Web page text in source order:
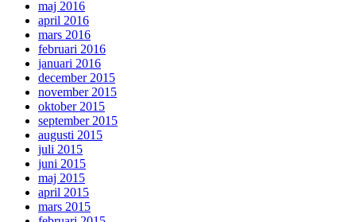
maj 2016
april 2016
mars 2016
februari 2016
januari 2016
december 2015
november 2015
oktober 2015
september 2015
augusti 2015
juli 2015
juni 2015
maj 2015
april 2015
mars 2015